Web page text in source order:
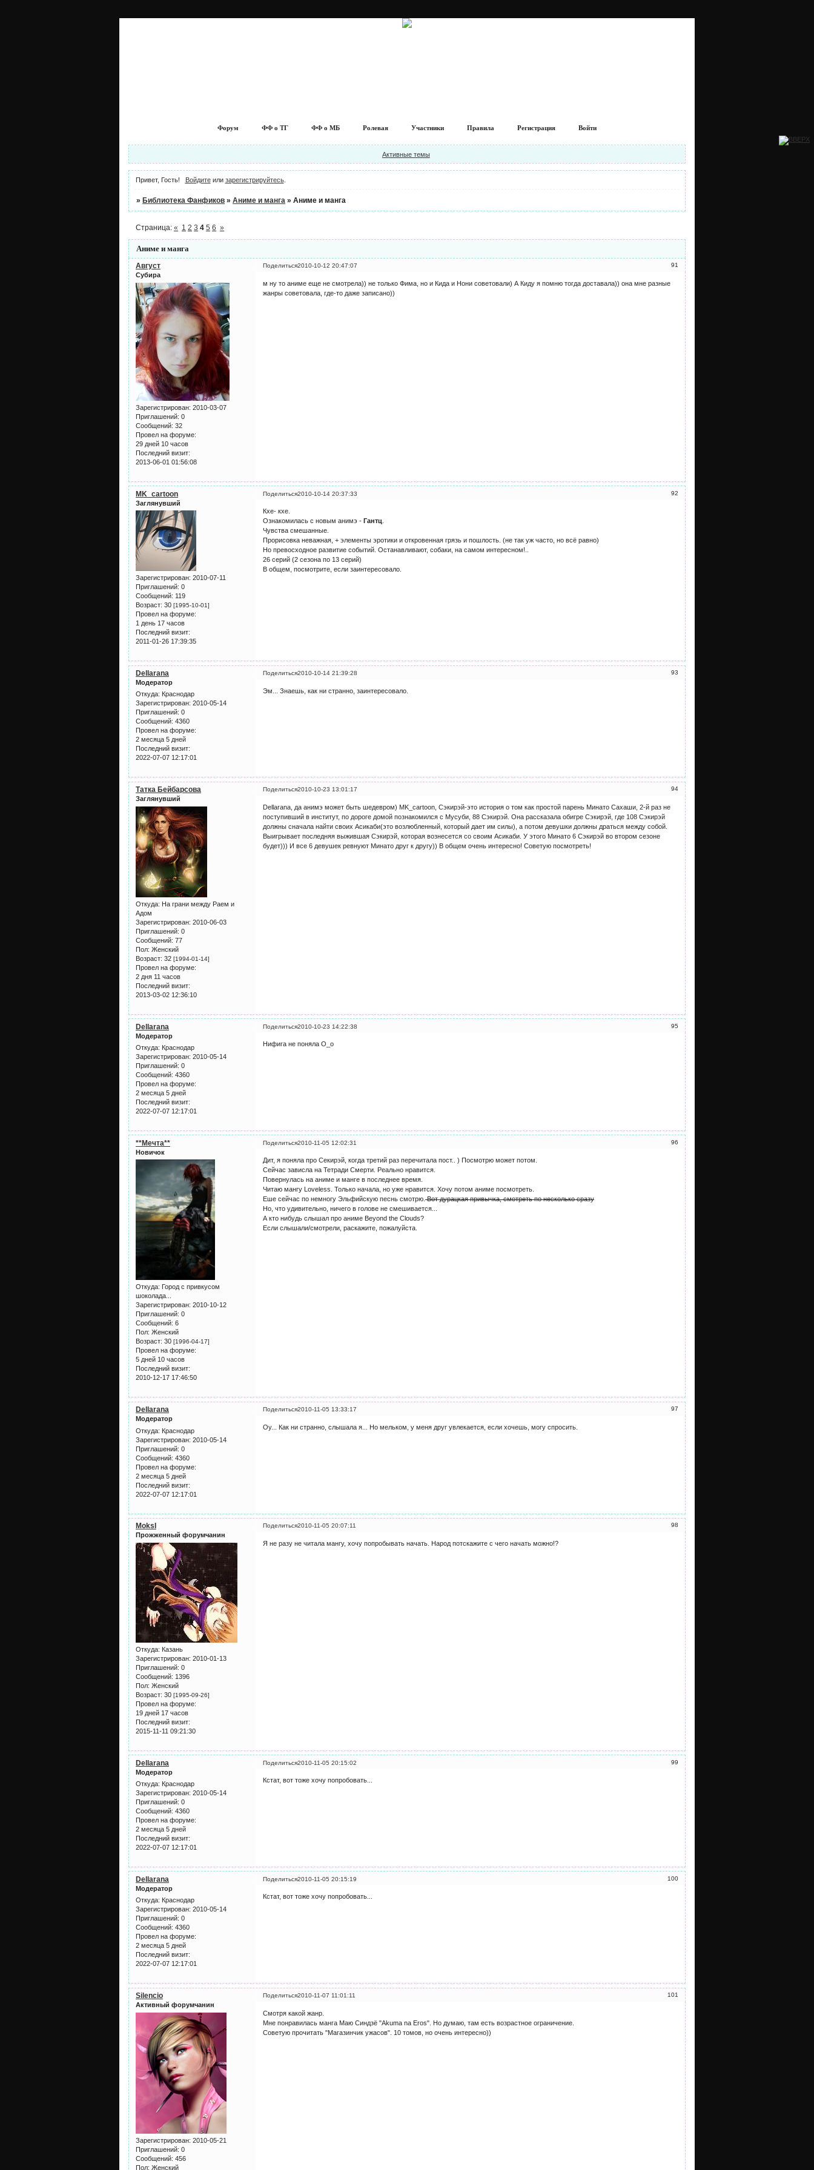
Форум ФФ о ТГ ФФ о МБ Ролевая Участники Правила Регистрация Войти
Активные темы
Привет, Гость! Войдитеили зарегистрируйтесь.
» Библиотека Фанфиков »Аниме и манга »Аниме и манга
Аниме и манга
Страница:« 1 2 3 4 5 6 »
Поделиться 91
2010-10-12 20:47:07
Август
Субира
Зарегистрирован: 2010-03-07
Приглашений: 0
Сообщений: 32
Провел на форуме:
29 дней 10 часов
Последний визит:
2013-06-01 01:56:08
м ну то аниме еще не смотрела)) не только Фима, но и Кида и Нони советовали) А Киду я помню тогда доставала)) она мне разные
жанры советовала, где-то даже записано))
Поделиться 92
2010-10-14 20:37:33
MK_cartoon
Заглянувший
Зарегистрирован: 2010-07-11
Приглашений: 0
Сообщений: 119
Возраст: 30 [1995-10-01]
Провел на форуме:
1 день 17 часов
Последний визит:
2011-01-26 17:39:35
Кхе- кхе.
Ознакомилась с новым анимэ - Гантц
Чувства смешанные.
Прорисовка неважная, + элементы эротики и откровенная грязь и пошлость. (не так уж часто, но всё равно)
Но превосходное развитие событий. Останавливают, собаки, на самом интересном!..
26 серий (2 сезона по 13 серий)
В общем, посмотрите, если заинтересовало.
Поделиться 93
2010-10-14 21:39:28
Dellarana
Модератор
Откуда: Краснодар
Зарегистрирован: 2010-05-14
Приглашений: 0
Сообщений: 4360
Провел на форуме:
2 месяца 5 дней
Последний визит:
2022-07-07 12:17:01
Эм... Знаешь, как ни странно, заинтересовало.
Поделиться 94
2010-10-23 13:01:17
Татка Бейбарсова
Заглянувший
Откуда: На грани между Раем и
Адом
Зарегистрирован: 2010-06-03
Приглашений: 0
Сообщений: 77
Пол: Женский
Возраст: 32 [1994-01-14]
Провел на форуме:
2 дня 11 часов
Последний визит:
2013-03-02 12:36:10
Dellarana, да анимэ может быть шедевром) MK_cartoon, Сэкирэй-это история о том как простой парень Минато Сахаши, 2-й раз не
поступивший в институт, по дороге домой познакомился с Мусуби, 88 Сэкирэй. Она рассказала обигре Сэкирэй, где 108 Сэкирэй
должны сначала найти своих Асикаби(это возлюбленный, который дает им силы), а потом девушки должны драться между собой.
Выигрывает последняя выжившая Сэкирэй, которая вознесется со своим Асикаби. У этого Минато 6 Сэкирэй во втором сезоне
будет))) И все 6 девушек ревнуют Минато друг к другу)) В общем очень интересно! Советую посмотреть!
Поделиться 95
2010-10-23 14:22:38
Dellarana
Модератор
Откуда: Краснодар
Зарегистрирован: 2010-05-14
Приглашений: 0
Сообщений: 4360
Провел на форуме:
2 месяца 5 дней
Последний визит:
2022-07-07 12:17:01
Нифига не поняла О_о
Поделиться 96
2010-11-05 12:02:31
**Мечта**
Новичок
Откуда: Город с привкусом
шоколада...
Зарегистрирован: 2010-10-12
Приглашений: 0
Сообщений: 6
Пол: Женский
Возраст: 30 [1996-04-17]
Провел на форуме:
5 дней 10 часов
Последний визит:
2010-12-17 17:46:50
Дит, я поняла про Секирэй, когда третий раз перечитала пост.. ) Посмотрю может потом.
Сейчас зависла на Тетради Смерти. Реально нравится.
Повернулась на аниме и манге в последнее время.
Читаю мангу Loveless. Только начала, но уже нравится. Хочу потом аниме посмотреть.
Еше сейчас по немногу Эльфийскую песнь смотрю.Вот дурацкая привычка, смотреть по несколько сразу
Но, что удивительно, ничего в голове не смешивается...
А кто нибудь слышал про аниме Beyond the Clouds?
Если слышали/смотрели, раскажите, пожалуйста.
Поделиться 97
2010-11-05 13:33:17
Dellarana
Модератор
Откуда: Краснодар
Зарегистрирован: 2010-05-14
Приглашений: 0
Сообщений: 4360
Провел на форуме:
2 месяца 5 дней
Последний визит:
2022-07-07 12:17:01
Оу... Как ни странно, слышала я... Но мельком, у меня друг увлекается, если хочешь, могу спросить.
Поделиться 98
2010-11-05 20:07:11
MoksI
Прожженный форумчанин
Откуда: Казань
Зарегистрирован: 2010-01-13
Приглашений: 0
Сообщений: 1396
Пол: Женский
Возраст: 30 [1995-09-26]
Провел на форуме:
19 дней 17 часов
Последний визит:
2015-11-11 09:21:30
Я не разу не читала мангу, хочу попробывать начать. Народ потскажите с чего начать можно!?
Поделиться 99
2010-11-05 20:15:02
Dellarana
Модератор
Откуда: Краснодар
Зарегистрирован: 2010-05-14
Приглашений: 0
Сообщений: 4360
Провел на форуме:
2 месяца 5 дней
Последний визит:
2022-07-07 12:17:01
Кстат, вот тоже хочу попробовать...
Поделиться 100
2010-11-05 20:15:19
Dellarana
Модератор
Откуда: Краснодар
Зарегистрирован: 2010-05-14
Приглашений: 0
Сообщений: 4360
Провел на форуме:
2 месяца 5 дней
Последний визит:
2022-07-07 12:17:01
Кстат, вот тоже хочу попробовать...
Поделиться 101
2010-11-07 11:01:11
Silencio
Активный форумчанин
Зарегистрирован: 2010-05-21
Приглашений: 0
Сообщений: 456
Пол: Женский
Смотря какой жанр.
Мне понравилась манга Маю Синдзё "Akuma na Eros". Но думаю, там есть возрастное ограничение.
Советую прочитать "Магазинчик ужасов". 10 томов, но очень интересно))